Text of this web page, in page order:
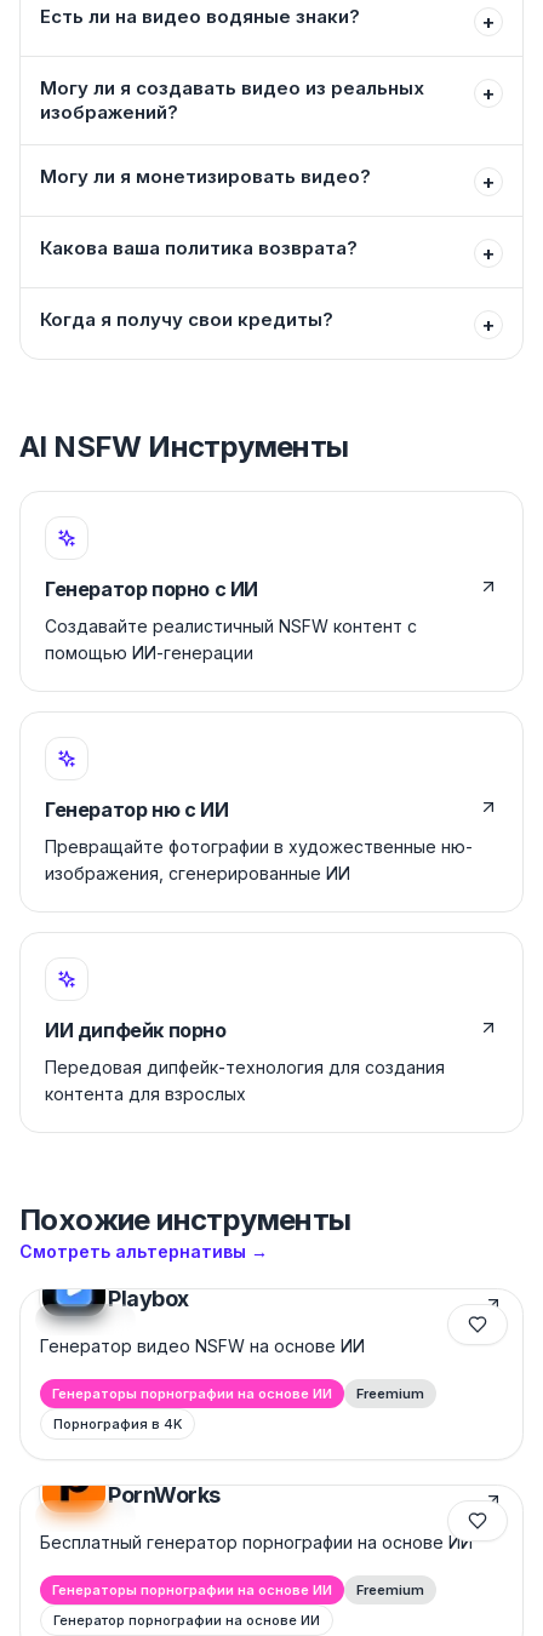
Есть ли на видео водяные знаки? +
Могу ли я создавать видео из реальных
изображений?
+
Могу ли я монетизировать видео? +
Какова ваша политика возврата? +
Когда я получу свои кредиты? +
AI NSFW Инструменты
Генератор порно с ИИ
Создавайте реалистичный NSFW контент с
помощью ИИ-генерации
Генератор ню с ИИ
Превращайте фотографии в художественные ню-
изображения, сгенерированные ИИ
ИИ дипфейк порно
Передовая дипфейк-технология для создания
контента для взрослых
Похожие инструменты
Смотреть альтернативы →
Featured
Playbox
Генератор видео NSFW на основе ИИ
Генераторы порнографии на основе ИИ
Freemium
Порнография в 4K
Featured
PornWorks
Бесплатный генератор порнографии на основе ИИ
Генераторы порнографии на основе ИИ
Freemium
Генератор порнографии на основе ИИ